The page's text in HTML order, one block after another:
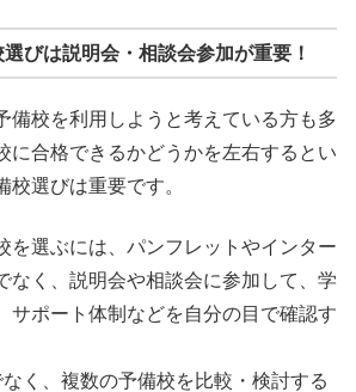
びは説明会・相談会参加が重要！
備校を利用しようと考えている方も多
に合格できるかどうかを左右するとい
選びは重要です。
を選ぶには、パンフレットやインター
なく、説明会や相談会に参加して、学
サポート体制などを自分の目で確認す
く、複数の予備校を比較・検討する